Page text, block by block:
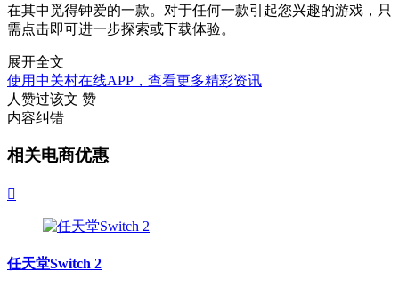
在其中觅得钟爱的一款。对于任何一款引起您兴趣的游戏，只
需点击即可进一步探索或下载体验。
展开全文
使用中关村在线APP，查看更多精彩资讯
人赞过该文 赞
内容纠错
相关电商优惠

任天堂Switch 2